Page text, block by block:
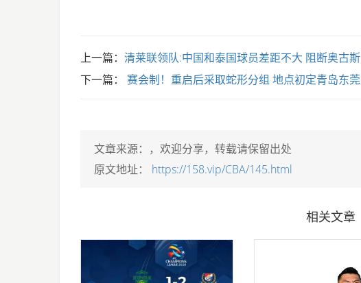
上一篇： 清莱联领队:中国和泰国球员差距不大 阻断奥古斯
下一篇：
赛会制！重启后采取蛇形分组 地点初定青岛东莞
文章来源：
，欢迎分享，转载请保留出处
原文地址：
https://158.vip/CBA/145.html
相关文章